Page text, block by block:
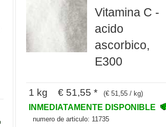
Vitamina C -
acido
ascorbico,
E300
1 kg € 51,55 * (€ 51,55 / kg)
INMEDIATAMENTE DISPONIBLE
numero de articulo: 11735